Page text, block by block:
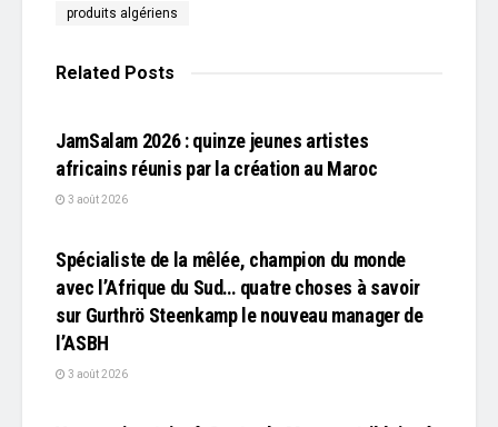
produits algériens
Related Posts
JamSalam 2026 : quinze jeunes artistes
africains réunis par la création au Maroc
3 août 2026
Spécialiste de la mêlée, champion du monde
avec l’Afrique du Sud… quatre choses à savoir
sur Gurthrö Steenkamp le nouveau manager de
l’ASBH
3 août 2026